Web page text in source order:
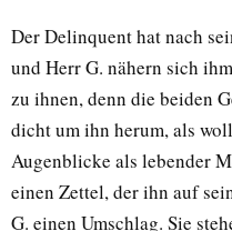
Der Delinquent hat nach
und Herr G. nähern sich
zu ihnen, denn die beiden
dicht um ihn herum, als
Augenblicke als lebender
einen Zettel, der ihn auf
G. einen Umschlag. Sie